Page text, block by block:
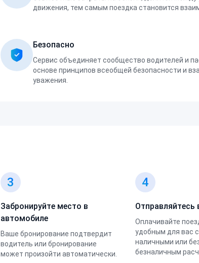
движения, тем самым поездка становится
Безопасно
Сервис объединяет сообщество водителей и
основе принципов всеобщей безопасности и
уважения.
3
Забронируйте место в
автомобиле
Ваше бронирование подтвердит
водитель или бронирование
может произойти автоматически.
4
Отправляйтесь
Оплачивайте
удобным для вас
наличными или
безналичным